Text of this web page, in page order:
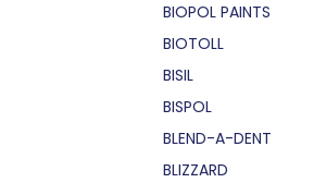
BIOPOL PAINTS
BIOTOLL
BISIL
BISPOL
BLEND-A-DENT
BLIZZARD